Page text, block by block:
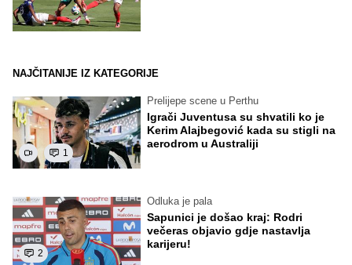
NAJČITANIJE IZ KATEGORIJE
1
Prelijepe scene u Perthu
Igrači Juventusa su shvatili ko je
Kerim Alajbegović kada su stigli na
aerodrom u Australiji
2
Odluka je pala
Sapunici je došao kraj: Rodri
večeras objavio gdje nastavlja
karijeru!